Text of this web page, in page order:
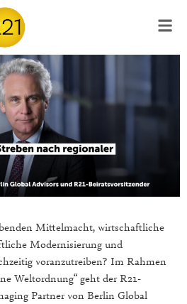
Mittelmacht, wirtschaftliche
Modernisierung und
voranzutreiben? Im Rahmen
Weltordnung“ geht der R21-
Partner von Berlin Global